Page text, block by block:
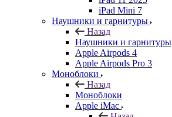
iPad Mini 7
Наушники и гарнитуры
Назад
Наушники и гарнитуры
Apple Airpods 4
Apple Airpods Pro 3
Моноблоки
Назад
Моноблоки
Apple iMac